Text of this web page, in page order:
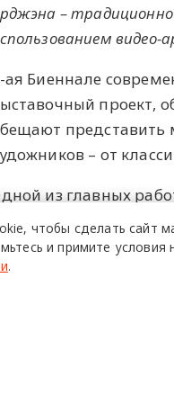
–
видео-
ая Биеннале
проект,
представить
– от
из главных
посвященная памяти
в
Магомедова,
чтобы сделать сайт
и примите условия
.